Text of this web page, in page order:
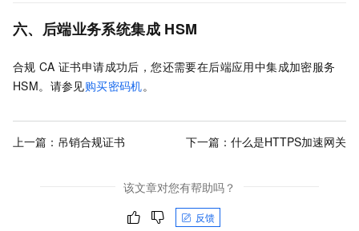
六、后端业务系统集成 HSM
合规 CA 证书申请成功后，您还需要在后端应用中集成加密服务
HSM。请参见购买密码机。
上一篇： 吊销合规证书 下一篇： 什么是HTTPS加速网关
该文章对您有帮助吗？
反馈